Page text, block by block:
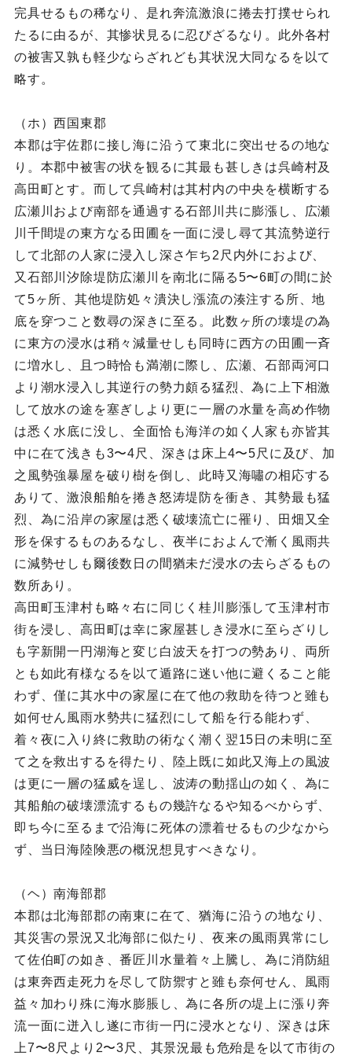
完具せるもの稀なり、是れ奔流激浪に捲去打撲せられ
たるに由るが、其惨状見るに忍びざるなり。此外各村
の被害又孰も軽少ならざれども其状況大同なるを以て
略す。
（ホ）西国東郡
本郡は宇佐郡に接し海に沿うて東北に突出せるの地な
り。本郡中被害の状を観るに其最も甚しきは呉崎村及
高田町とす。而して呉崎村は其村内の中央を横断する
広瀬川および南部を通過する石部川共に膨漲し、広瀬
川千間堤の東方なる田圃を一面に浸し尋て其流勢逆行
して北部の人家に浸入し深さ乍ち2尺内外におよび、
又石部川汐除堤防広瀬川を南北に隔る5〜6町の間に於
て5ヶ所、其他堤防処々潰決し漲流の湊注する所、地
底を穿つこと数尋の深きに至る。此数ヶ所の壊堤の為
に東方の浸水は稍々減量せしも同時に西方の田圃一斉
に増水し、且つ時恰も満潮に際し、広瀬、石部両河口
より潮水浸入し其逆行の勢力頗る猛烈、為に上下相激
して放水の途を塞ぎしより更に一層の水量を高め作物
は悉く水底に没し、全面恰も海洋の如く人家も亦皆其
中に在て浅きも3〜4尺、深きは床上4〜5尺に及び、加
之風勢強暴屋を破り樹を倒し、此時又海嘯の相応する
ありて、激浪船舶を捲き怒涛堤防を衝き、其勢最も猛
烈、為に沿岸の家屋は悉く破壊流亡に罹り、田畑又全
形を保するものあるなし、夜半におよんで漸く風雨共
に減勢せしも爾後数日の間猶未だ浸水の去らざるもの
数所あり。
高田町玉津村も略々右に同じく桂川膨漲して玉津村市
街を浸し、高田町は幸に家屋甚しき浸水に至らざりし
も字新開一円湖海と変じ白波天を打つの勢あり、両所
とも如此有様なるを以て遁路に迷い他に避くること能
わず、僅に其水中の家屋に在て他の救助を待つと雖も
如何せん風雨水勢共に猛烈にして船を行る能わず、
着々夜に入り終に救助の術なく潮く翌15日の未明に至
て之を救出するを得たり、陸上既に如此又海上の風波
は更に一層の猛威を逞し、波涛の動揺山の如く、為に
其船舶の破壊漂流するもの幾許なるや知るべからず、
即ち今に至るまで沿海に死体の漂着せるもの少なから
ず、当日海陸険悪の概況想見すべきなり。
（ヘ）南海部郡
本郡は北海部郡の南東に在て、猶海に沿うの地なり、
其災害の景況又北海部に似たり、夜来の風雨異常にし
て佐伯町の如き、番匠川水量着々上騰し、為に消防組
は東奔西走死力を尽して防禦すと雖も奈何せん、風雨
益々加わり殊に海水膨脹し、為に各所の堤上に漲り奔
流一面に迸入し遂に市街一円に浸水となり、深きは床
上7〜8尺より2〜3尺、其景況最も危殆是を以て市街の